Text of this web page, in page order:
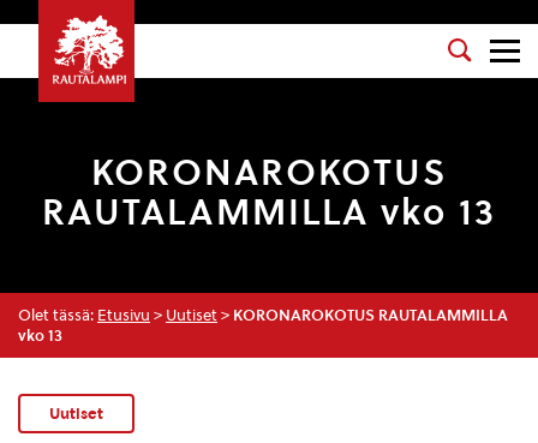
KORONAROKOTUS
RAUTALAMMILLA vko 13
Olet tässä: Etusivu > Uutiset > KORONAROKOTUS RAUTALAMMILLA
vko 13
Uutiset